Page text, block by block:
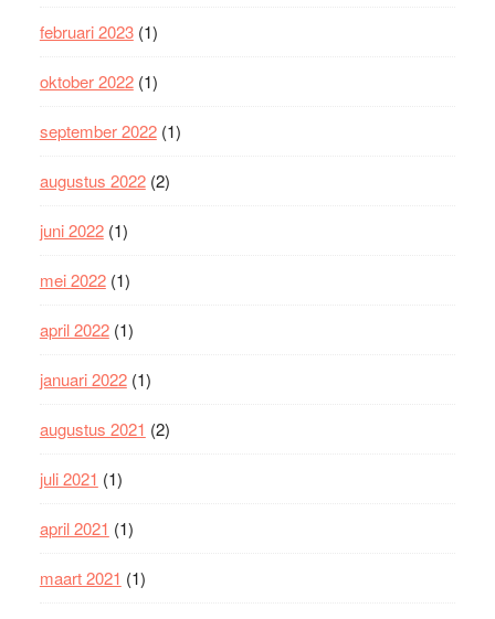
februari 2023(1)
oktober 2022(1)
september 2022(1)
augustus 2022(2)
juni 2022(1)
mei 2022(1)
april 2022(1)
januari 2022(1)
augustus 2021 (2)
juli 2021 (1)
april 2021 (1)
maart 2021 (1)